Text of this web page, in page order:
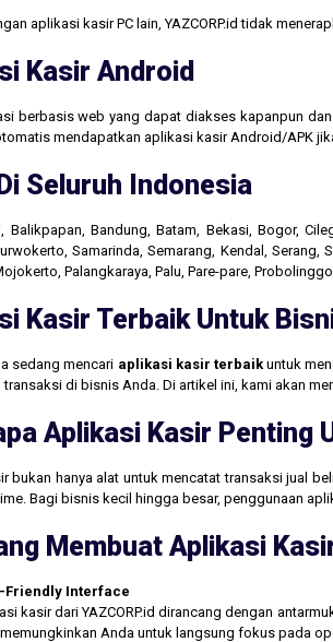
aplikasi kasir PC lain, YAZCORP.id tidak
Kasir Android
berbasis web yang dapat diakses kapanpun
mendapatkan aplikasi kasir Android/APK
Seluruh Indonesia
Balikpapan, Bandung, Batam, Bekasi, Bogor,
Samarinda, Semarang, Kendal, Serang,
Palangkaraya, Palu, Pare-pare,
Kasir Terbaik Untuk
sedang mencari aplikasi kasir terbaikuntuk
di bisnis Anda. Di artikel ini, kami akan
Aplikasi Kasir Penting
bukan hanya alat untuk mencatat transaksi jual
Bagi bisnis kecil hingga besar, penggunaan
Membuat Aplikasi
Friendly Interface
kasir dari YAZCORP.id dirancang dengan
Anda untuk langsung fokus pada